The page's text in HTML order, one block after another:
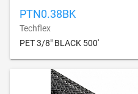
PTN0.38BK
Techflex
PET 3/8" BLACK 500'